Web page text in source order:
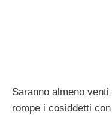
Saranno almeno
rompe i cosiddetti